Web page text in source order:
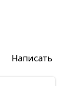
Написать